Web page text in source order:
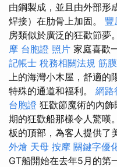
由鋼製成，並且由外部形
焊接）在肋骨上加固。 豐
房類似於廣泛的狂歡節夢。
摩 台胞證 照片 家庭喜歡
記帳士 稅務相關法規 筋
上的海灣小木屋，舒適
特殊的通道和福利。 網路
台胞證 狂歡節魔術的內
期的狂歡船那樣令人驚嘆
板的頂部，為客人提供了
外燴 天母 按摩 關鍵字優
GT船開始在去年5月的第